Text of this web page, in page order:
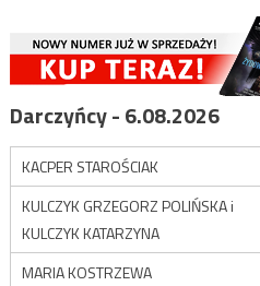
Darczyńcy - 6.08.2026
KACPER STAROŚCIAK
KULCZYK GRZEGORZ POLIŃSKA i
KULCZYK KATARZYNA
MARIA KOSTRZEWA